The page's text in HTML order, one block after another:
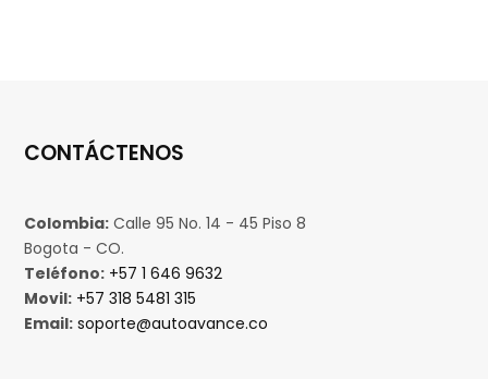
CONTÁCTENOS
Colombia: Calle 95 No. 14 - 45 Piso 8
Bogota - CO.
Teléfono: +57 1 646 9632
Movil: +57 318 5481 315
Email: soporte@autoavance.co